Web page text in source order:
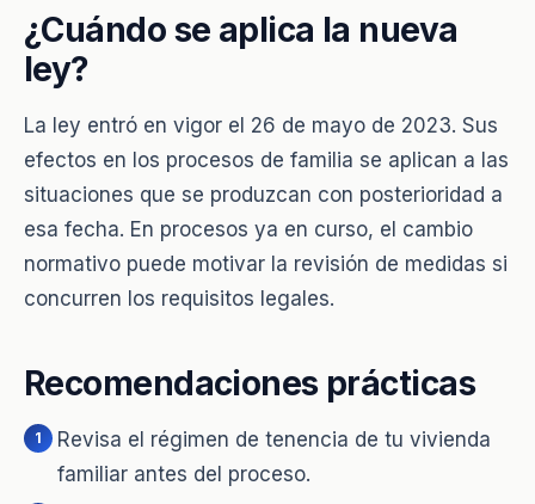
¿Cuándo se aplica la nueva
ley?
La ley entró en vigor el 26 de mayo de 2023. Sus
efectos en los procesos de familia se aplican a las
situaciones que se produzcan con posterioridad a
esa fecha. En procesos ya en curso, el cambio
normativo puede motivar la revisión de medidas si
concurren los requisitos legales.
Recomendaciones prácticas
Revisa el régimen de tenencia de tu vivienda
familiar antes del proceso.